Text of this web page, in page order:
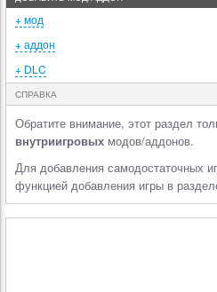
+ мод
+ аддон
+ DLC
СПРАВКА
Обратите внимание, этот раздел
внутриигровых модов/аддонов.
Для добавления самодостаточных
функцией добавления игры в